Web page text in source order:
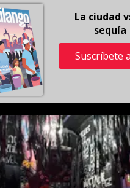
La ciudad
sequía
Suscríbete